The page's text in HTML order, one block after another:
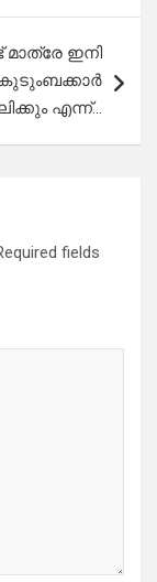
ഇനി
എന്ന്…
fields